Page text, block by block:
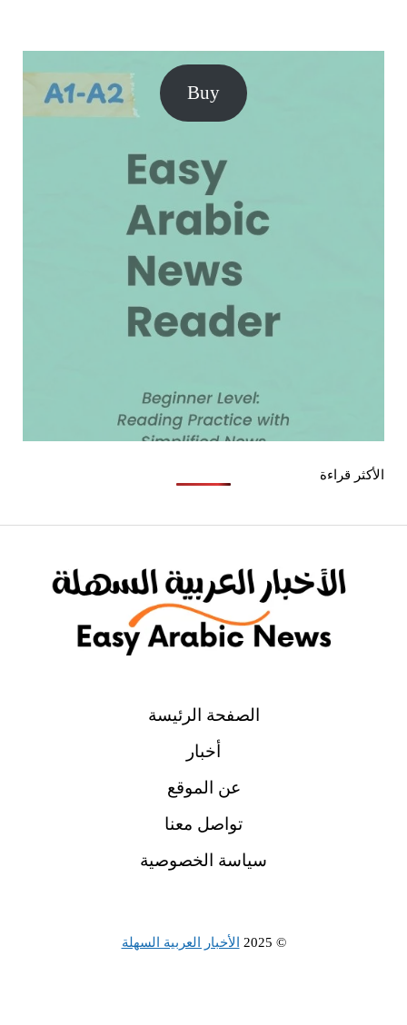
Buy
الأكثر قراءة
الصفحة الرئيسة
أخبار
عن الموقع
تواصل معنا
سياسة الخصوصية
© 2025 الأخبار العربية السهلة